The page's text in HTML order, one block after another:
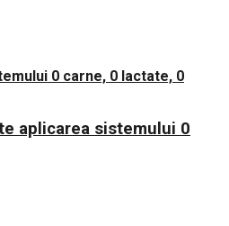
aplicarea sistemului 0